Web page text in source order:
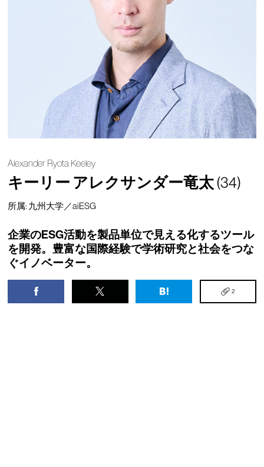
Alexander Ryota Keeley
キーリー アレクサンダー竜太(34)
所属: 九州大学／aiESG
企業のESG活動を製品単位で見える化するツール
を開発。豊富な国際経験で学術研究と社会をつな
ぐイノベーター。
2